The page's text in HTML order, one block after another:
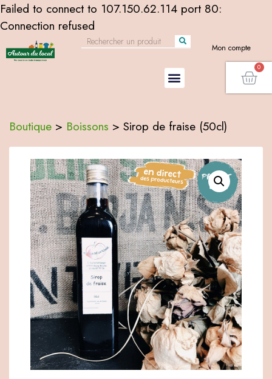
Failed to connect to 107.150.62.114 port 80:
Connection refused
Mon compte
Boutique > Boissons > Sirop de fraise (50cl)